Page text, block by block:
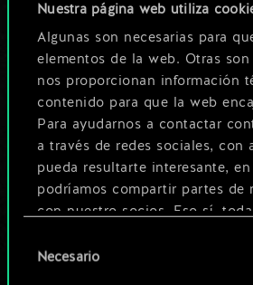
Nuestra página web utiliza
Algunas son necesarias para
elementos de la web. Otras
nos proporcionan información
contenido para que la web
Para ayudarnos a contactar
a través de redes sociales, con
pueda resultarte interesante,
podríamos compartir partes de
con nuestro socios. Eso sí,
Encontrarás todos los detalles
deNecesario
Poner nombre a esta
una guía
Editar baraja
O
Explorar las barajas de